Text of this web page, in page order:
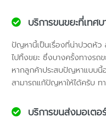
บริการขนขยะที่เทศ
ปัญหานี้เป็นเรื่องที่น่าปวดหั
ไปทิ้งขยะ ซึ่งบางครั้งทางรถข
หากลูกค้าประสบปัญหาแบบนี้อ
สามารถแก้ปัญหาให้ได้ครับ ท
บริการขนส่งมอเตอ